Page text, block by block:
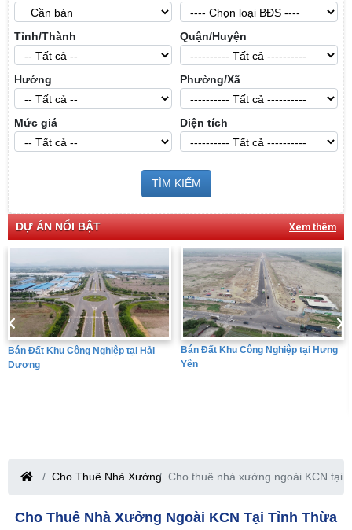
Tỉnh/Thành Quận/Huyện
Hướng Phường/Xã
Mức giá Diện tích
TÌM KIẾM
DỰ ÁN NỔI BẬT Xem thêm
Bán Đất Khu Công Nghiệp tại Hải
Dương
Bán Đất Khu Công Nghiệp tại Hưng
Yên
Cho Thuê Nhà Xưởng Cho thuê nhà xưởng ngoài KCN tại
Cho Thuê Nhà Xưởng Ngoài KCN Tại Tỉnh Thừa